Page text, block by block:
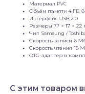
Материал PVC
Объём памяти 4 ГБ, 8
Интерфейс USB 2.0
Размеры 77 × 17 × 22
Чип Samsung /
Скорость записи 6
Скорость чтения 18
OTG-адаптер в
С этим товаром